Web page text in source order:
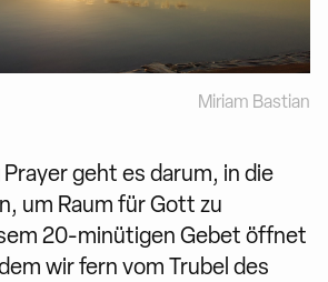
Miriam Bastian
geht es darum, in die
um Raum für Gott zu
20-minütigen Gebet öffnet
wir fern vom Trubel des